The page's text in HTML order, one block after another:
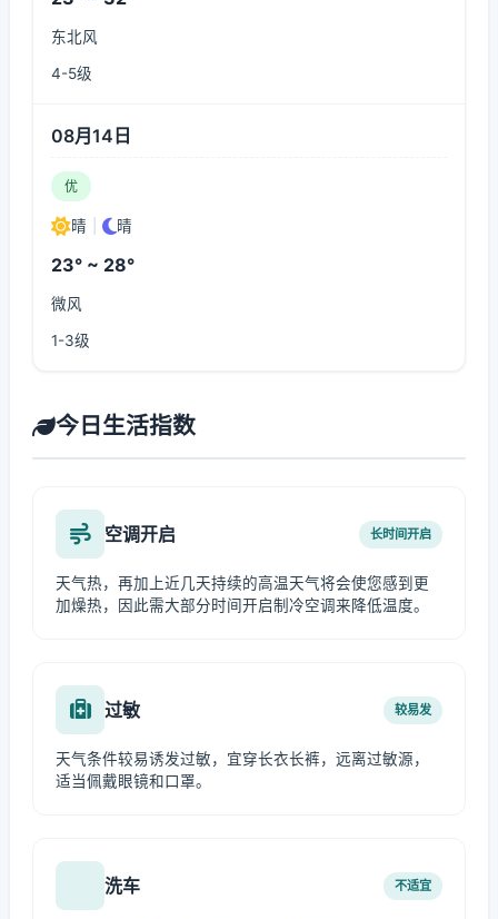
东北风
4-5级
08月14日
优
晴 晴
23° ~ 28°
微风
1-3级
今日生活指数
空调开启 长时间开启
天气热，再加上近几天持续的高温天气将会使您感到更
加燥热，因此需大部分时间开启制冷空调来降低温度。
过敏 较易发
天气条件较易诱发过敏，宜穿长衣长裤，远离过敏源，
适当佩戴眼镜和口罩。
洗车 不适宜